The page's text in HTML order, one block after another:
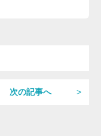
次の記事へ